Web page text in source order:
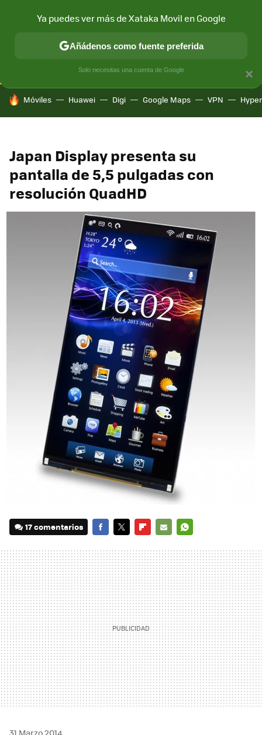
CONECTIVIDAD MÓVIL Y SOCIEDAD APLICACIONES
HOY SE HABLA DE
Móviles Huawei Digi Google Maps VPN
Japan Display presenta su
pantalla de 5,5 pulgadas con
resolución QuadHD
17 comentarios
MAIL
31 Marzo 2014
×
Ya puedes ver más de Xataka Movil en Google
Añádenos como fuente preferida
Solo necesitas una cuenta de Google